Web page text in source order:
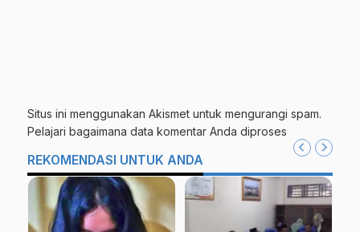
Situs ini menggunakan Akismet untuk mengurangi spam.
Pelajari bagaimana data komentar Anda diproses
REKOMENDASI UNTUK ANDA